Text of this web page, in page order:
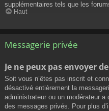
supplémentaires tels que les
Haut
Messagerie privée
Je ne peux pas envoyer
Soit vous n’êtes pas inscrit et
désactivé entièrement la
administrateur ou un modérateur a
des messages privés. Pour plus